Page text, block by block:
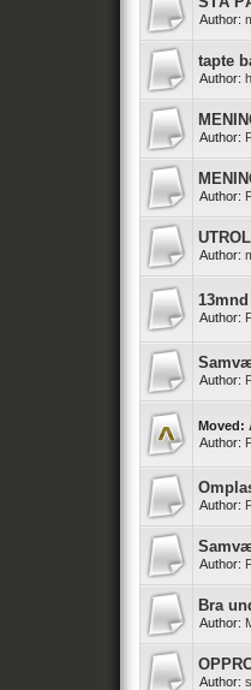
Author:
tapte
Author:
Author:
Author:
Author:
Author:
Author:
Moved:
Author:
Author:
Author:
Bra
Author:
Author: